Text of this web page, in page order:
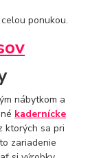
ponukou.
nábytkom a
kadernícke
ktorých sa pri
zariadenie